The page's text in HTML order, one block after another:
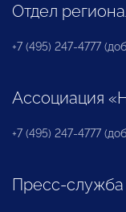
Отдел
+7 (495) 247-4777
Ассоциация
+7 (495) 247-4777
Пресс-служба